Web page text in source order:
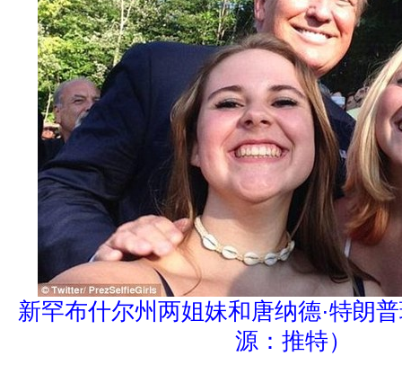
新罕布什尔州两姐妹和唐纳德·特朗
源：推特）